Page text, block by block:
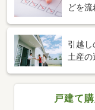
どを
引越
土産の
戸建て